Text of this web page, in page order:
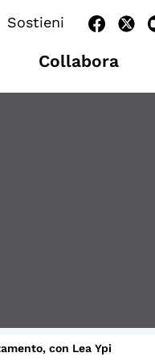
Sostieni
Collabora
Master e
con Lea Ypi